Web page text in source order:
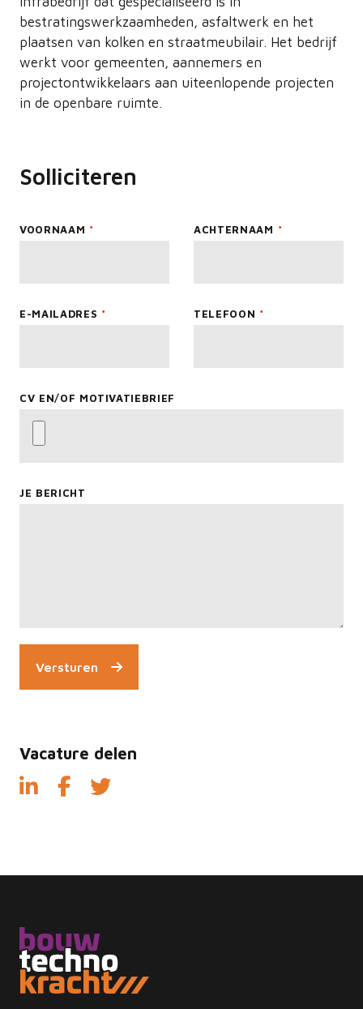
bestratingswerkzaamheden, asfaltwerk en het
plaatsen van kolken en straatmeubilair. Het bedrijf
werkt voor gemeenten, aannemers en
projectontwikkelaars aan uiteenlopende projecten
in de openbare ruimte.
Solliciteren
this
VOORNAAM ACHTERNAAM
E-MAILADRES TELEFOON
CV EN/OF MOTIVATIEBRIEF
JE BERICHT
Versturen
Vacature delen